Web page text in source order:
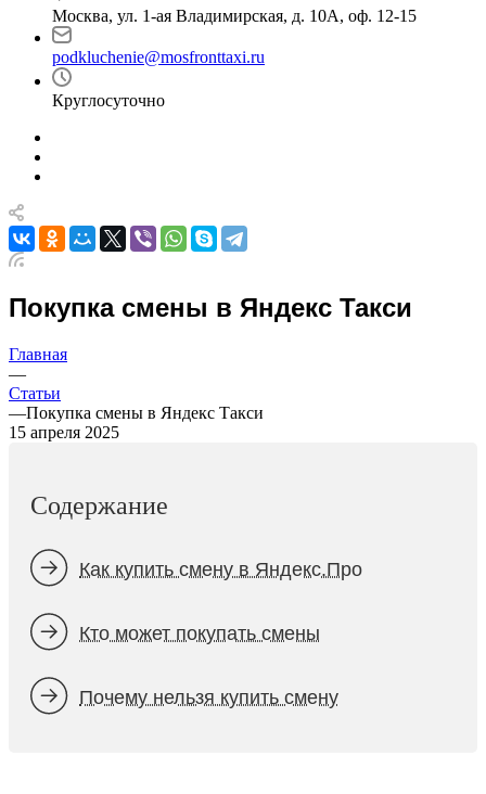
Москва, ул. 1-ая Владимирская, д. 10А, оф. 12-15
podkluchenie@mosfronttaxi.ru
Круглосуточно
Покупка смены в Яндекс Такси
Главная
—
Статьи
—Покупка смены в Яндекс Такси
15 апреля 2025
Содержание
Как купить смену в Яндекс.Про
Кто может покупать смены
Почему нельзя купить смену